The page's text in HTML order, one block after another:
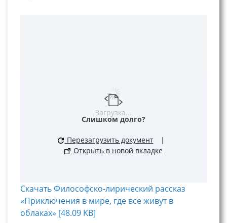
Загрузка...
Слишком долго?
Перезагрузить документ
|
Открыть в новой вкладке
Скачать Философско-лирический рассказ
«Приключения в мире, где все живут в
облаках» [48.09 KB]